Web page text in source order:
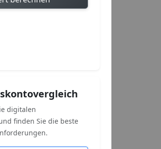
digitalen
finden Sie die beste